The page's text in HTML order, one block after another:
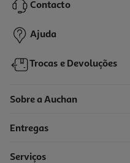
5,99 €
-25%
Contacto
Ajuda
Trocas e Devoluções
Sobre a Auchan
Entregas
Serviços